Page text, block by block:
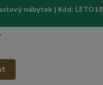
nábytek | Kód: LETO10